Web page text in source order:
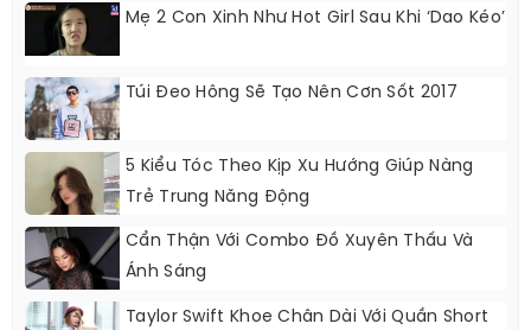
Mẹ 2 Con Xinh Như Hot Girl Sau Khi ‘dao Kéo’
Túi Đeo Hông Sẽ Tạo Nên Cơn Sốt 2017
5 Kiểu Tóc Theo Kịp Xu Hướng Giúp Nàng
Trẻ Trung Năng Động
Cẩn Thận Với Combo Đồ Xuyên Thấu Và
Ánh Sáng
Taylor Swift Khoe Chân Dài Với Quần Short